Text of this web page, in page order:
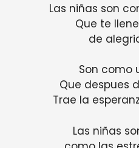
Las niñas son
Que te
de
Son como
Que despues
Trae la
Las niñas